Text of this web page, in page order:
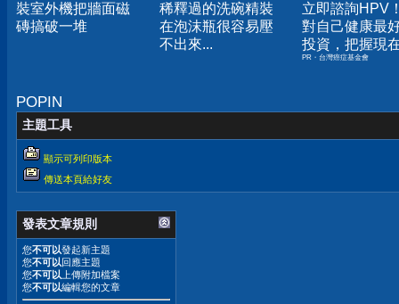
裝室外機把牆面磁
磚搞破一堆
稀釋過的洗碗精裝
在泡沫瓶很容易壓
不出來...
立即諮詢HPV
對自己健康最
投資，把握現
嫌晚！
PR・台灣癌症基金會
POPIN
主題工具
顯示可列印版本
傳送本頁給好友
發表文章規則
您不可以發起新主題
您不可以回應主題
您不可以 上傳附加檔案
您不可以編輯您的文章